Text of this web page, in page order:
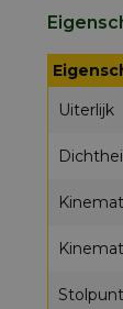
Uiterlijk
Stolpunt